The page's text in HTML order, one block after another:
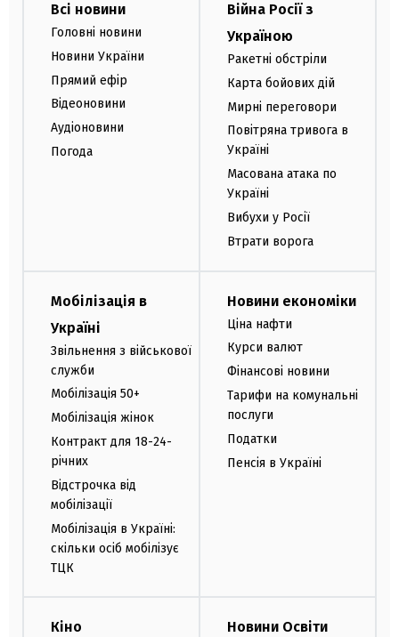
Всі новини
Головні новини
Новини України
Прямий ефір
Відеоновини
Аудіоновини
Погода
Війна Росії з
Україною
Ракетні обстріли
Карта бойових дій
Мирні переговори
Повітряна тривога в
Україні
Масована атака по
Україні
Вибухи у Росії
Втрати ворога
Мобілізація в
Україні
Звільнення з військової
служби
Мобілізація 50+
Мобілізація жінок
Контракт для 18-24-
річних
Відстрочка від
мобілізації
Мобілізація в Україні:
скільки осіб мобілізує
ТЦК
Новини економіки
Ціна нафти
Курси валют
Фінансові новини
Тарифи на комунальні
послуги
Податки
Пенсія в Україні
Кіно Новини Освіти